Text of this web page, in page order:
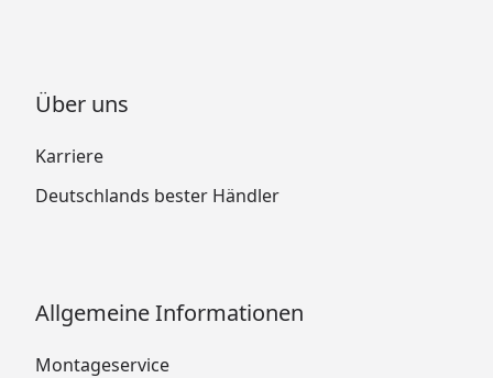
Über uns
Karriere
Deutschlands bester Händler
Allgemeine Informationen
Montageservice